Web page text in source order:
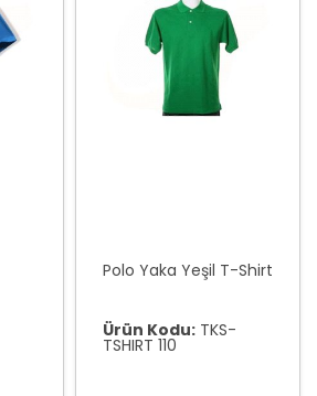
Polo Yaka Yeşil T-Shirt
Ürün Kodu: TKS-
TSHIRT 110